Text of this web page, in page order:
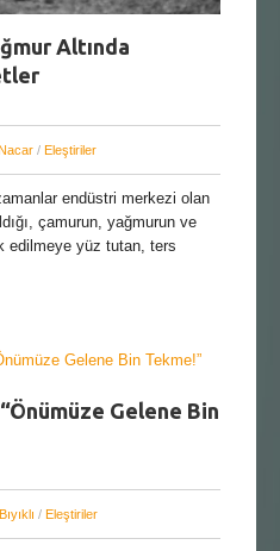
Altında
/ Eleştiriler
endüstri merkezi olan
çamurun, yağmurun ve
edilmeye yüz tutan, ters
Gelene Bin
/ Eleştiriler